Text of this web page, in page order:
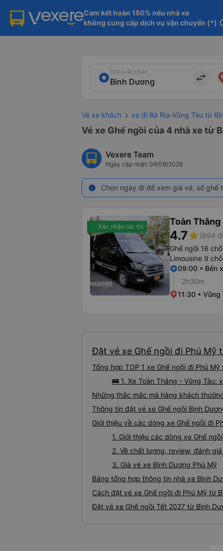
Cam kết hoàn 150% nếu nhà xe
không cung cấp dịch vụ vận chuyển (*)
Nơi xuất phát
import_export
Vé xe khách xe đi Bà Rịa-Vũng Tàu từ
Vé xe Ghế ngồi của 4 nhà xe từ
Vexere Team
Ngày cập nhật: 06/08/2026
info Chọn ngày đi để xem giá vé, số
Xác nhận tức thì Toàn Thắng
4.7star (894
Ghế ngồi 16 chỗ
Limousine 9 chỗ
09:00 • Bến
2h30m
11:30 • Vũng
Đặt vé xe Ghế ngồi đi Phú Mỹ
Tổng hợp TOP 1 xe Ghế ngồi đi Phú
🚌 1. Xe Toàn Thắng - Vũng
Những thắc mắc mà hàng khách
Thông tin đặt vé xe Ghế ngồi Bình
Giới thiệu về các dòng xe Ghế ngồi đi
1. Giới thiệu các dòng xe Ghế
2. Về chất lượng, review, đánh
3. Giá vé xe Bình Dương Phú Mỹ
Bảng tổng hợp thông tin nhà xe Bình
Cách đặt vé xe Ghế ngồi đi Phú Mỹ từ
Đặt vé xe Ghế ngồi Tết 2027 từ Bình